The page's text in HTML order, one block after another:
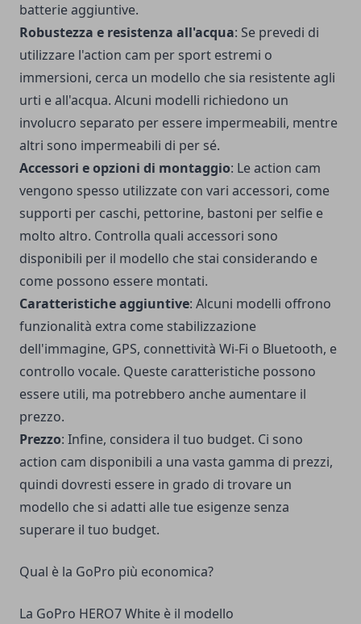
batterie aggiuntive.
Robustezza e resistenza all'acqua: Se prevedi di
utilizzare l'action cam per sport estremi o
immersioni, cerca un modello che sia resistente agli
urti e all'acqua. Alcuni modelli richiedono un
involucro separato per essere impermeabili, mentre
altri sono impermeabili di per sé.
Accessori e opzioni di montaggio: Le action cam
vengono spesso utilizzate con vari accessori, come
supporti per caschi, pettorine, bastoni per selfie e
molto altro. Controlla quali accessori sono
disponibili per il modello che stai considerando e
come possono essere montati.
Caratteristiche aggiuntive: Alcuni modelli offrono
funzionalità extra come stabilizzazione
dell'immagine, GPS, connettività Wi-Fi o Bluetooth, e
controllo vocale. Queste caratteristiche possono
essere utili, ma potrebbero anche aumentare il
prezzo.
Prezzo: Infine, considera il tuo budget. Ci sono
action cam disponibili a una vasta gamma di prezzi,
quindi dovresti essere in grado di trovare un
modello che si adatti alle tue esigenze senza
superare il tuo budget.
Qual è la GoPro più economica?
La GoPro HERO7 White è il modello